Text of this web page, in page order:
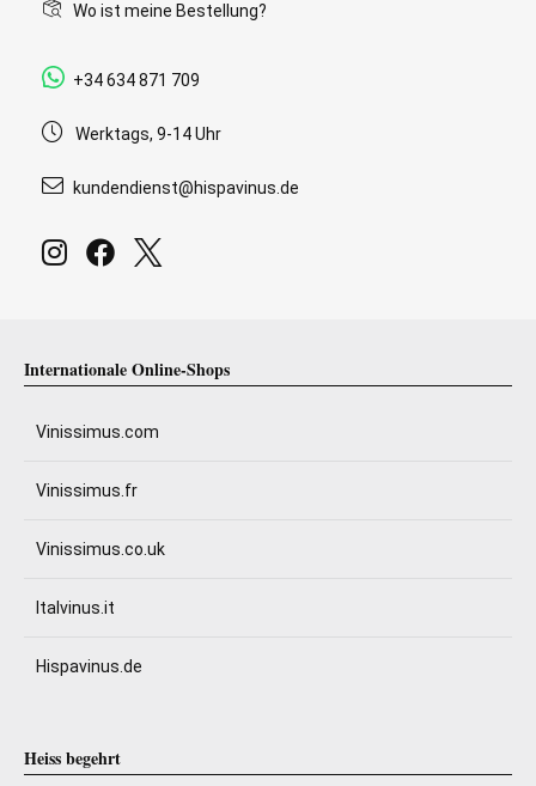
Wo ist meine Bestellung?
+34 634 871 709
Werktags, 9-14 Uhr
kundendienst@hispavinus.de
Internationale Online-Shops
Vinissimus.com
Vinissimus.fr
Vinissimus.co.uk
Italvinus.it
Hispavinus.de
Heiss begehrt